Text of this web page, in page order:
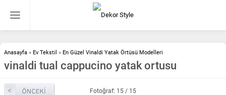
Anasayfa » Ev Tekstil » En Güzel Vinaldi Yatak Örtüsü Modelleri
vinaldi tual cappucino yatak ortusu
Fotoğraf: 15 / 15